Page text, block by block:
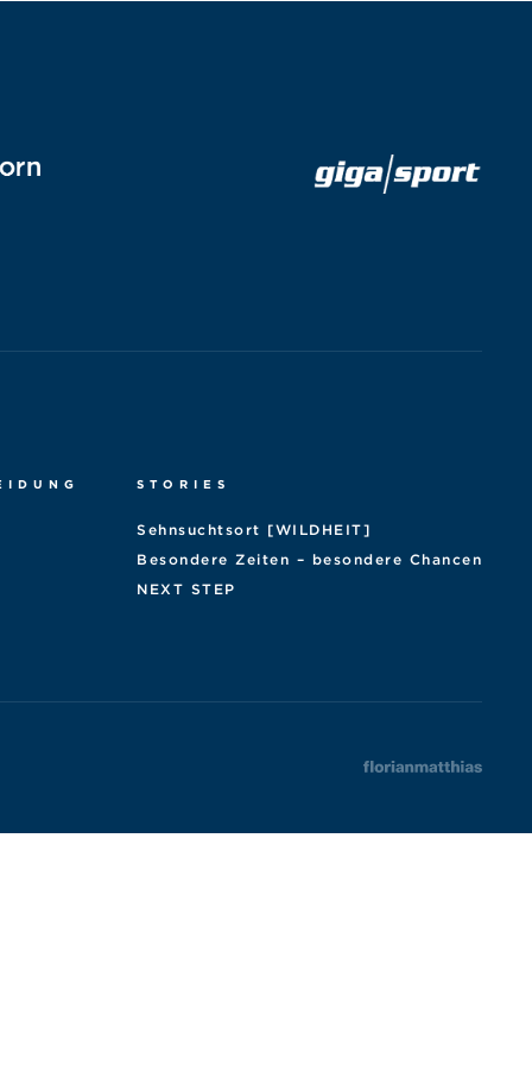
STORIES
Sehnsuchtsort [WILDHEIT]
Besondere Zeiten – besondere Chancen
NEXT STEP